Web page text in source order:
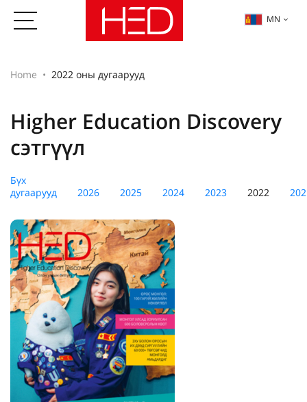
MN
Home 2022 оны дугаарууд
Higher Education Discovery
сэтгүүл
Бүх
дугаарууд
2026 2025 2024 2023 2022